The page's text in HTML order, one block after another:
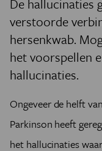
De hallucinaties
verstoorde
hersenkwab.
het voorspellen
hallucinaties.
Ongeveer de helft
Parkinson heeft
het hallucinaties